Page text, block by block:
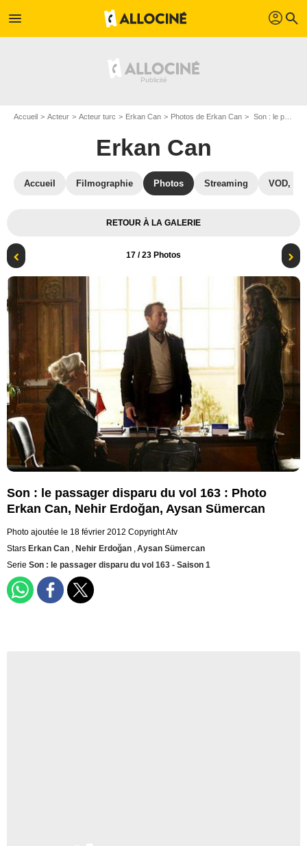
menu profil search
Accueil Acteur Acteur turc Erkan Can Photos de Erkan Can Son : le passager disparu du vol 163 : Photo Erkan Can, Nehir Erdoğan, Aysan Sümercan
Erkan Can
Accueil Filmographie Photos Streaming VOD,
RETOUR À LA GALERIE
17 / 23 Photos
Son : le passager disparu du vol 163 : Photo
Erkan Can, Nehir Erdoğan, Aysan Sümercan
Photo ajoutée le 18 février 2012 Copyright Atv
Stars Erkan Can , Nehir Erdoğan ,Aysan Sümercan
Serie Son : le passager disparu du vol 163 - Saison 1